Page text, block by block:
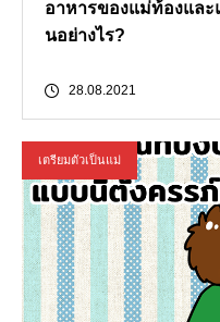
อาหารของแม่ท้องแล
นอย่างไร?
28.08.2021
เตรียมตัวเป็นแม่